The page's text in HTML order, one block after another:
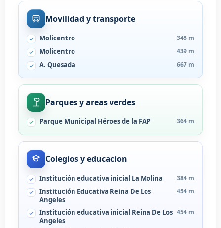
Movilidad y transporte
Molicentro 348 m
Molicentro 439 m
A. Quesada 667 m
Parques y areas verdes
Parque Municipal Héroes de la FAP 364 m
Colegios y educacion
Institución educativa inicial La Molina 384 m
Institución Educativa Reina De Los
Angeles
454 m
Institución educativa inicial Reina De Los
Angeles
454 m